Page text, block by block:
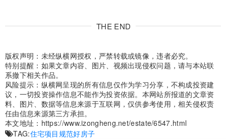
THE END
版权声明：未经纵横网授权，严禁转载或镜像，违者必究。
特别提醒：如果文章内容、图片、视频出现侵权问题，请与本站联
系撤下相关作品。
风险提示：纵横网呈现的所有信息仅作为学习分享，不构成投资建
议，一切投资操作信息不能作为投资依据。本网站所报道的文章资
料、图片、数据等信息来源于互联网，仅供参考使用，相关侵权责
任由信息来源第三方承担。
本文地址： https://www.izongheng.net/estate/6547.html
TAG:住宅项目规范好房子